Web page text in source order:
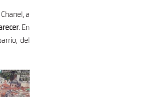
a
. En
del